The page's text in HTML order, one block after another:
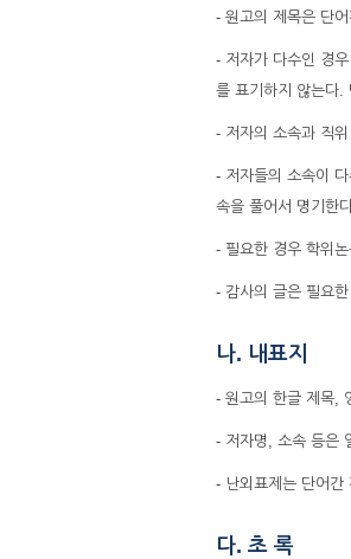
- 원고의 제목은 단
- ‌저자가 다수인 경
를 표기하지 않는다.
- ‌저자의 소속과 직
- ‌저자들의 소속이
속을 풀어서 명기한
- 필요한 경우 학위
- 감사의 글은 필요
나. 내표지
- 원고의 한글 제목,
- 저자명, 소속 등은
- 난외표제는 단어간
다. 초 록